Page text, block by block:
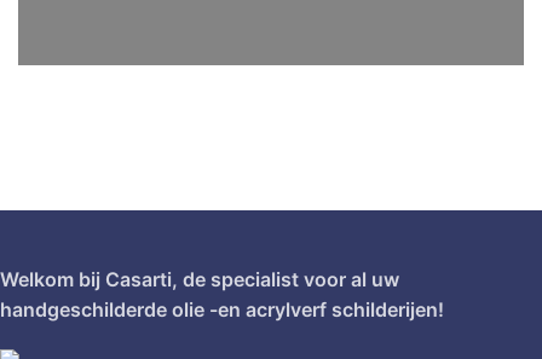
Welkom bij Casarti, de specialist voor al uw
handgeschilderde olie -en acrylverf schilderijen!